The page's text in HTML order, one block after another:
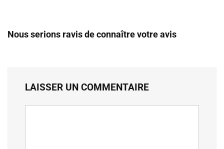
Nous serions ravis de connaître votre avis
LAISSER UN COMMENTAIRE